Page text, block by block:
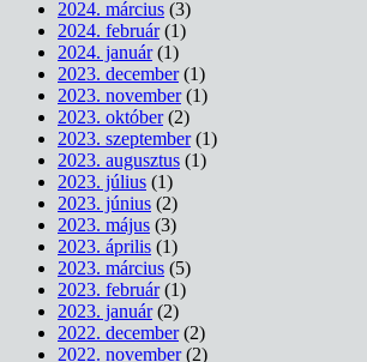
2024. március (3)
2024. február(1)
2024. január(1)
2023. december(1)
2023. november(1)
2023. október(2)
2023. szeptember(1)
2023. augusztus (1)
2023. július (1)
2023. június (2)
2023. május (3)
2023. április (1)
2023. március (5)
2023. február(1)
2023. január(2)
2022. december(2)
2022. november(2)